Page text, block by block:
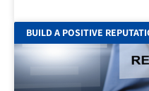
BUILD A POSITIVE